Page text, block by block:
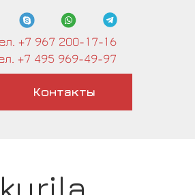
+7 967 200-17-16
+7 495 969-49-97
Контакты